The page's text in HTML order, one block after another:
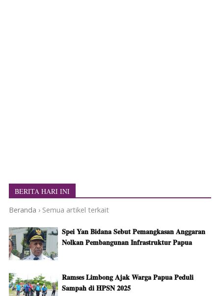
BERITA HARI INI
Beranda › Semua artikel terkait
Spei Yan Bidana Sebut Pemangkasan Anggaran
Nolkan Pembangunan Infrastruktur Papua
Ramses Limbong Ajak Warga Papua Peduli
Sampah di HPSN 2025